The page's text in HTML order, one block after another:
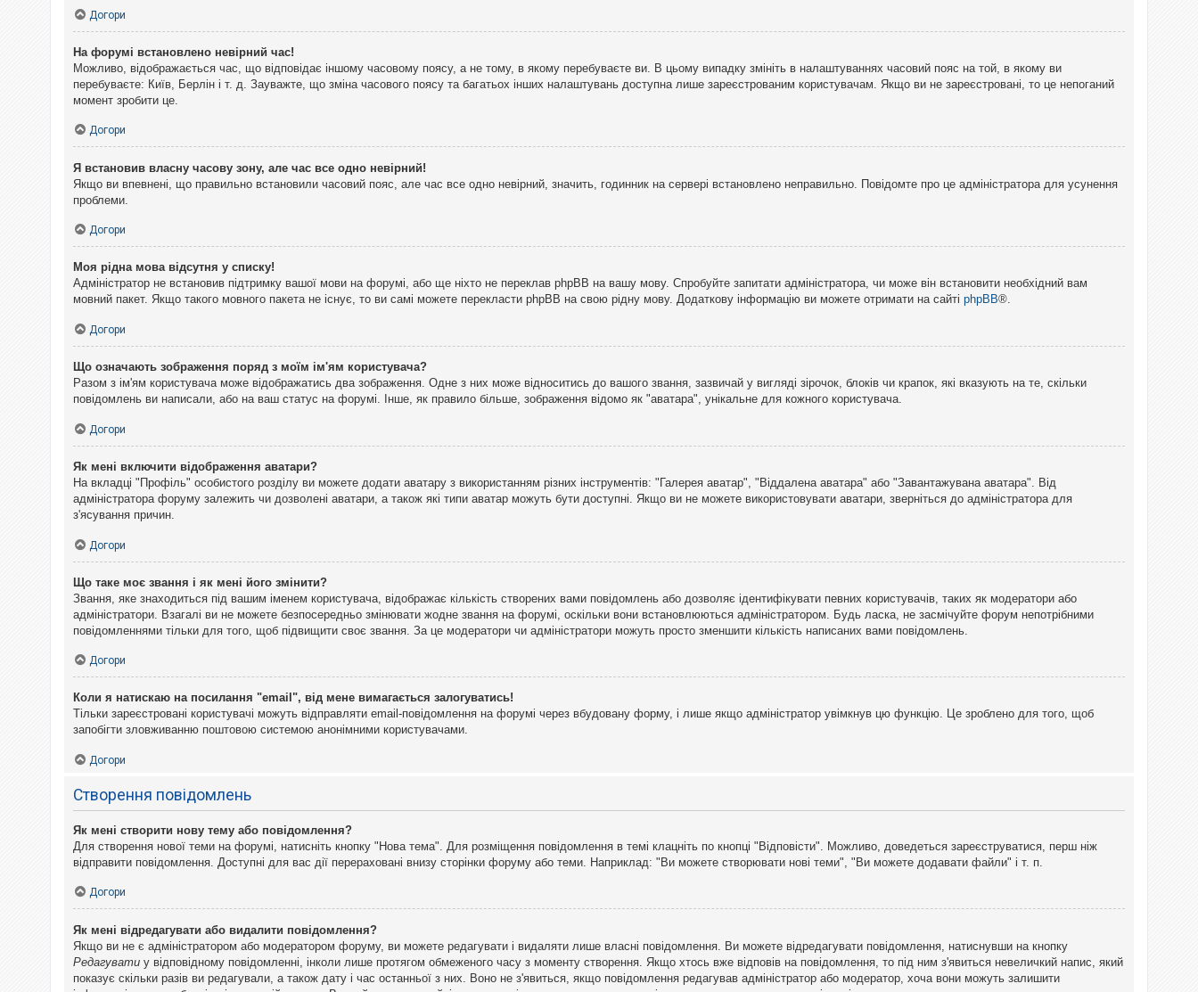
Догори
На форумі встановлено невірний час!
Можливо, відображається час, що відповідає іншому часовому поясу, а не тому, в якому перебуваєте ви. В цьому випадку змініть в налаштуваннях часовий пояс на той, в якому ви
перебуваєте: Київ, Берлін і т. д. Зауважте, що зміна часового поясу та багатьох інших налаштувань доступна лише зареєстрованим користувачам. Якщо ви не зареєстровані, то це непоганий
момент зробити це.
Догори
Я встановив власну часову зону, але час все одно невірний!
Якщо ви впевнені, що правильно встановили часовий пояс, але час все одно невірний, значить, годинник на сервері встановлено неправильно. Повідомте про це адміністратора для усунення
проблеми.
Догори
Моя рідна мова відсутня у списку!
Адміністратор не встановив підтримку вашої мови на форумі, або ще ніхто не переклав phpBB на вашу мову. Спробуйте запитати адміністратора, чи може він встановити необхідний вам
мовний пакет. Якщо такого мовного пакета не існує, то ви самі можете перекласти phpBB на свою рідну мову. Додаткову інформацію ви можете отримати на сайті phpBB®.
Догори
Що означають зображення поряд з моїм ім'ям користувача?
Разом з ім'ям користувача може відображатись два зображення. Одне з них може відноситись до вашого звання, зазвичай у вигляді зірочок, блоків чи крапок, які вказують на те, скільки
повідомлень ви написали, або на ваш статус на форумі. Інше, як правило більше, зображення відомо як "аватара", унікальне для кожного користувача.
Догори
Як мені включити відображення аватари?
На вкладці "Профіль" особистого розділу ви можете додати аватару з використанням різних інструментів: "Галерея аватар", "Віддалена аватара" або "Завантажувана аватара". Від
адміністратора форуму залежить чи дозволені аватари, а також які типи аватар можуть бути доступні. Якщо ви не можете використовувати аватари, зверніться до адміністратора для
з'ясування причин.
Догори
Що таке моє звання і як мені його змінити?
Звання, яке знаходиться під вашим іменем користувача, відображає кількість створених вами повідомлень або дозволяє ідентифікувати певних користувачів, таких як модератори або
адміністратори. Взагалі ви не можете безпосередньо змінювати жодне звання на форумі, оскільки вони встановлюються адміністратором. Будь ласка, не засмічуйте форум непотрібними
повідомленнями тільки для того, щоб підвищити своє звання. За це модератори чи адміністратори можуть просто зменшити кількість написаних вами повідомлень.
Догори
Коли я натискаю на посилання "email", від мене вимагається залогуватись!
Тільки зареєстровані користувачі можуть відправляти email-повідомлення на форумі через вбудовану форму, і лише якщо адміністратор увімкнув цю функцію. Це зроблено для того, щоб
запобігти зловживанню поштовою системою анонімними користувачами.
Догори
Створення повідомлень
Як мені створити нову тему або повідомлення?
Для створення нової теми на форумі, натисніть кнопку "Нова тема". Для розміщення повідомлення в темі клацніть по кнопці "Відповісти". Можливо, доведеться зареєструватися, перш ніж
відправити повідомлення. Доступні для вас дії перераховані внизу сторінки форуму або теми. Наприклад: "Ви можете створювати нові теми", "Ви можете додавати файли" і т. п.
Догори
Як мені відредагувати або видалити повідомлення?
Якщо ви не є адміністратором або модератором форуму, ви можете редагувати і видаляти лише власні повідомлення. Ви можете відредагувати повідомлення, натиснувши на кнопку
Редагувати у відповідному повідомленні, інколи лише протягом обмеженого часу з моменту створення. Якщо хтось вже відповів на повідомлення, то під ним з'явиться невеличкий напис, який
показує скільки разів ви редагували, а також дату і час останньої з них. Воно не з'явиться, якщо повідомлення редагував адміністратор або модератор, хоча вони можуть залишити